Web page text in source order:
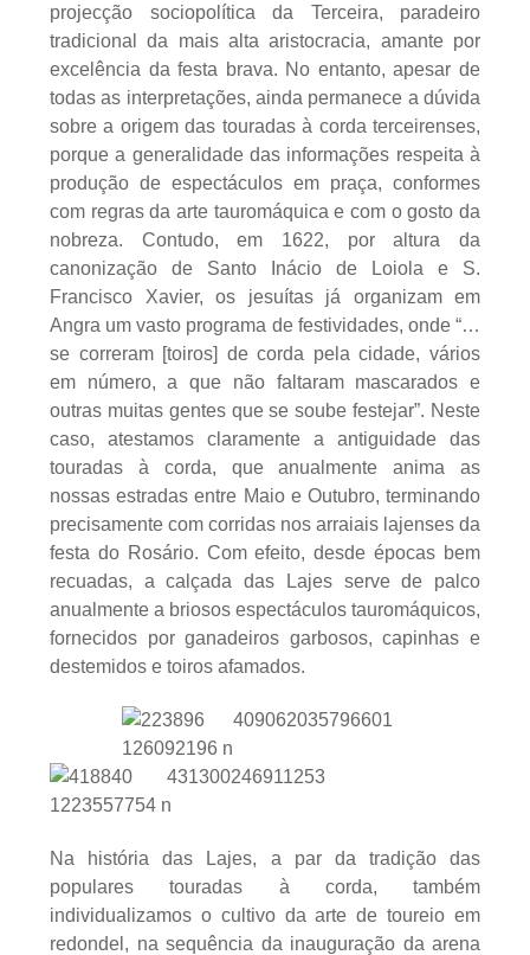
projecção sociopolítica da Terceira, paradeiro
tradicional da mais alta aristocracia, amante por
excelência da festa brava. No entanto, apesar de
todas as interpretações, ainda permanece a dúvida
sobre a origem das touradas à corda terceirenses,
porque a generalidade das informações respeita à
produção de espectáculos em praça, conformes
com regras da arte tauromáquica e com o gosto da
nobreza. Contudo, em 1622, por altura da
canonização de Santo Inácio de Loiola e S.
Francisco Xavier, os jesuítas já organizam em
Angra um vasto programa de festividades, onde “…
se correram [toiros] de corda pela cidade, vários
em número, a que não faltaram mascarados e
outras muitas gentes que se soube festejar”. Neste
caso, atestamos claramente a antiguidade das
touradas à corda, que anualmente anima as
nossas estradas entre Maio e Outubro, terminando
precisamente com corridas nos arraiais lajenses da
festa do Rosário. Com efeito, desde épocas bem
recuadas, a calçada das Lajes serve de palco
anualmente a briosos espectáculos tauromáquicos,
fornecidos por ganadeiros garbosos, capinhas e
destemidos e toiros afamados.
Na história das Lajes, a par da tradição das
populares touradas à corda, também
individualizamos o cultivo da arte de toureio em
redondel, na sequência da inauguração da arena